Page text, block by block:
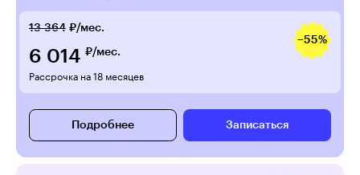
13 364 ₽/мес.
−55%
6 014 ₽/мес.
Рассрочка на 18 месяцев
Подробнее Записаться